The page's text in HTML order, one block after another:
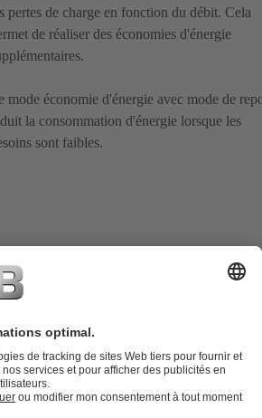
pertes de charge en fonction du débit. Cela
de réaliser des économies d'énergie
mode économie d'énergie avec mode de
la consommation d'énergie lorsque les
sont faibles.